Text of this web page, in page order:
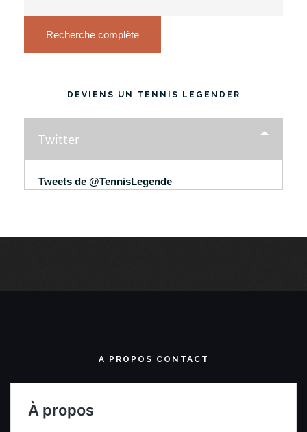
Recherche complète
DEVIENS UN TENNIS LEGENDER
Twitter
Tweets de @TennisLegende
A PROPOS CONTACT